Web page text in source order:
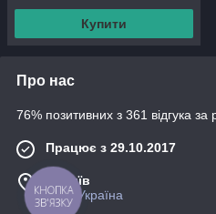
Купити
Про нас
76% позитивних з 361 відгука за
Працює з 29.10.2017
м. Київ
Київ, Україна
КНОПКА
ЗВ'ЯЗКУ